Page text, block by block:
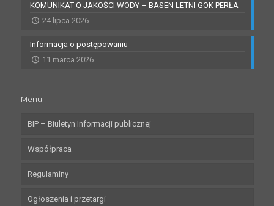
KOMUNIKAT O JAKOŚCI WODY – BASEN LETNI GOK PERŁA
24 lipca 2026
Informacja o postępowaniu
11 marca 2026
Menu
BIP – Biuletyn Informacji publicznej
Współpraca
Regulaminy
Ogłoszenia i przetargi